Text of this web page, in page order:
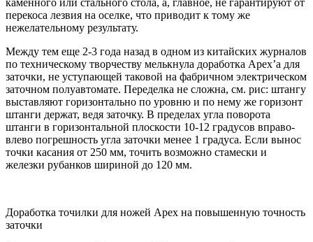
каменного или стального стола, а, главное, не гарантируют от
перекоса лезвия на оселке, что приводит к тому же
нежелательному результату.
Между тем еще 2-3 года назад в одном из китайских журналов
по техническому творчеству мелькнула доработка Apex’а для
заточки, не уступающей таковой на фабричном электрическом
заточном полуавтомате. Переделка не сложна, см. рис: штангу
выставляют горизонтально по уровню и по нему же горизонт
штанги держат, ведя заточку. В пределах угла поворота
штанги в горизонтальной плоскости 10-12 градусов вправо-
влево погрешность угла заточки менее 1 градуса. Если вынос
точки касания от 250 мм, точить возможно стамески и
железки рубанков шириной до 120 мм.
Доработка точилки для ножей Apex на повышенную точность
заточки